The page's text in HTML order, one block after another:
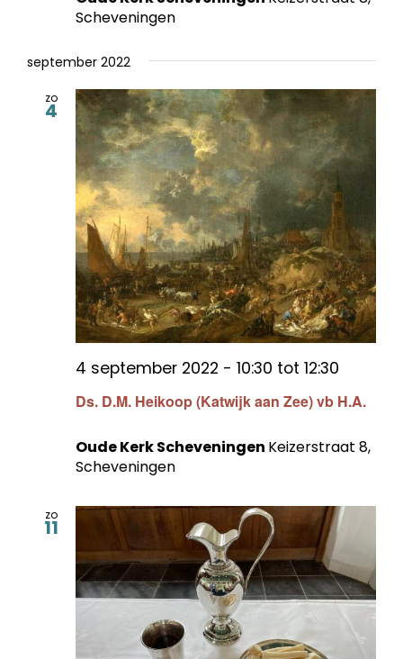
Scheveningen
september 2022
zo
4
Ds. D.M. Heikoop (Katwijk aan Zee) vb H.A.
4 september 2022 - 10:30 tot 12:30
Oude Kerk Scheveningen Keizerstraat 8,
Scheveningen
zo
11